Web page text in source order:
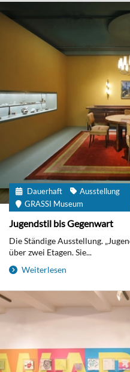
Dauerhaft
Ausstellung
GRASSI Museum
Jugendstil bis Gegenwart
Die Ständige Ausstellung.
über zwei Etagen. Sie...
Weiterlesen